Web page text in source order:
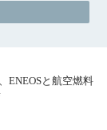
ENEOSと航空燃料